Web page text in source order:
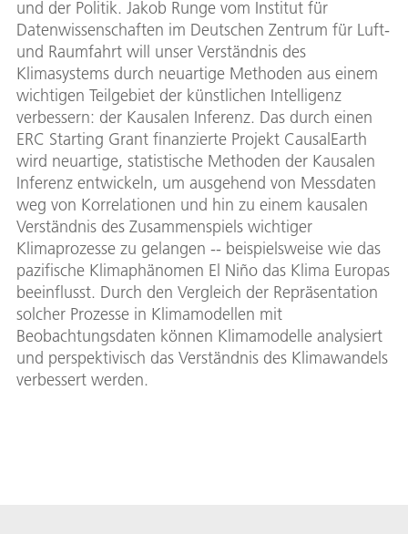
und der Politik. Jakob Runge vom Institut für
Datenwissenschaften im Deutschen Zentrum für Luft-
und Raumfahrt will unser Verständnis des
Klimasystems durch neuartige Methoden aus einem
wichtigen Teilgebiet der künstlichen Intelligenz
verbessern: der Kausalen Inferenz. Das durch einen
ERC Starting Grant finanzierte Projekt CausalEarth
wird neuartige, statistische Methoden der Kausalen
Inferenz entwickeln, um ausgehend von Messdaten
weg von Korrelationen und hin zu einem kausalen
Verständnis des Zusammenspiels wichtiger
Klimaprozesse zu gelangen -- beispielsweise wie das
pazifische Klimaphänomen El Niño das Klima Europas
beeinflusst. Durch den Vergleich der Repräsentation
solcher Prozesse in Klimamodellen mit
Beobachtungsdaten können Klimamodelle analysiert
und perspektivisch das Verständnis des Klimawandels
verbessert werden.